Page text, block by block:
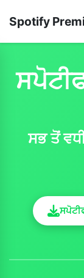
Spotify
ਸਭ ਤੋਂ